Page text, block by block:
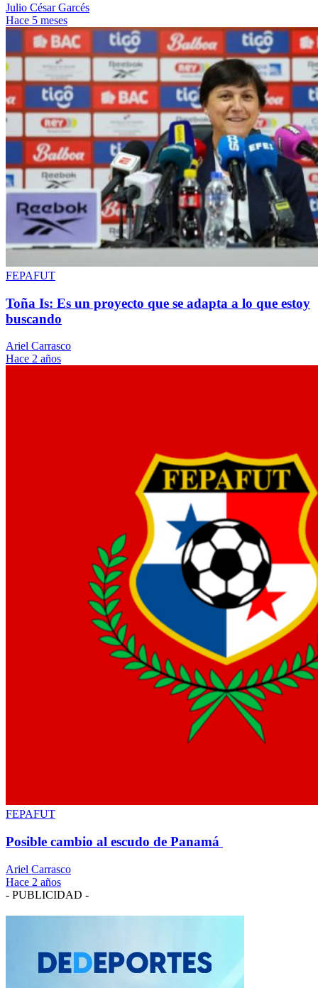
Julio César Garcés
Hace 5 meses
FEPAFUT
Toña Is: Es un proyecto que se adapta a lo que estoy
buscando
Ariel Carrasco
Hace 2 años
FEPAFUT
Posible cambio al escudo de Panamá
Ariel Carrasco
Hace 2 años
- PUBLICIDAD -